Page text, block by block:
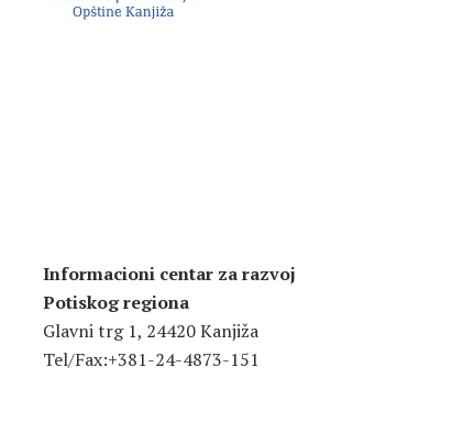
Informacioni centar za razvoj
Potiskog regiona
Glavni trg 1, 24420 Kanjiža
Tel/Fax:+381-24-4873-151